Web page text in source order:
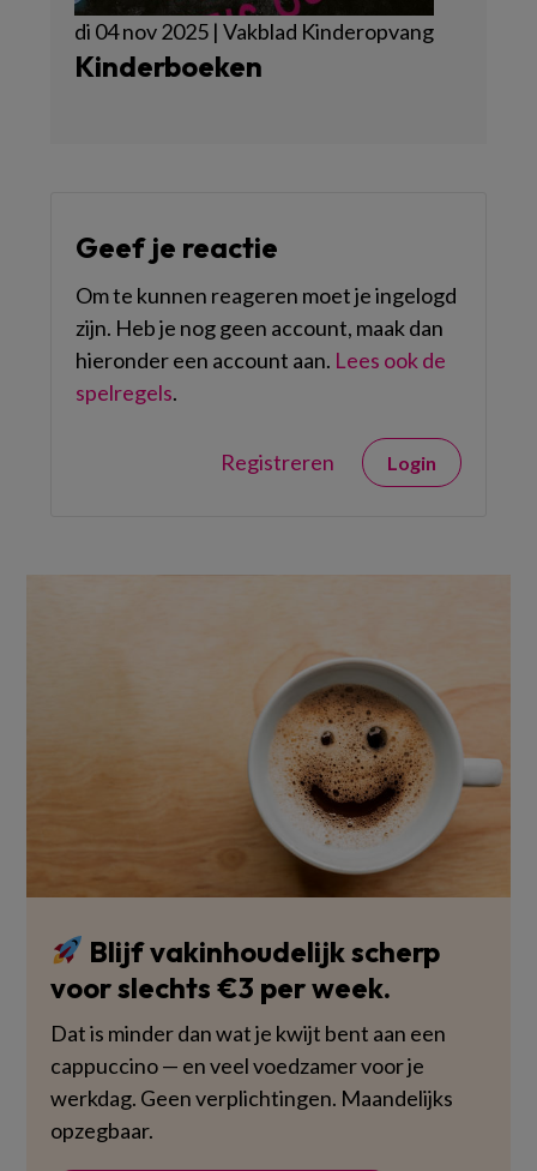
di 04 nov 2025 | Vakblad Kinderopvang
Kinderboeken
Geef je reactie
Om te kunnen reageren moet je ingelogd
zijn. Heb je nog geen account, maak dan
hieronder een account aan. Lees ook de
spelregels.
Registreren Login
Blijf vakinhoudelijk scherp
voor slechts €3 per week.
Dat is minder dan wat je kwijt bent aan een
cappuccino — en veel voedzamer voor je
werkdag. Geen verplichtingen. Maandelijks
opzegbaar.